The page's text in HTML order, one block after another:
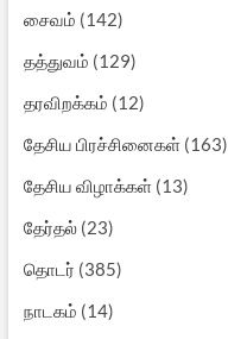
சைவம் (142)
தத்துவம் (129)
தரவிறக்கம் (12)
தேசிய பிரச்சினைகள்(163)
தேசிய விழாக்கள்(13)
தேர்தல்(23)
தொடர் (385)
நாடகம் (14)